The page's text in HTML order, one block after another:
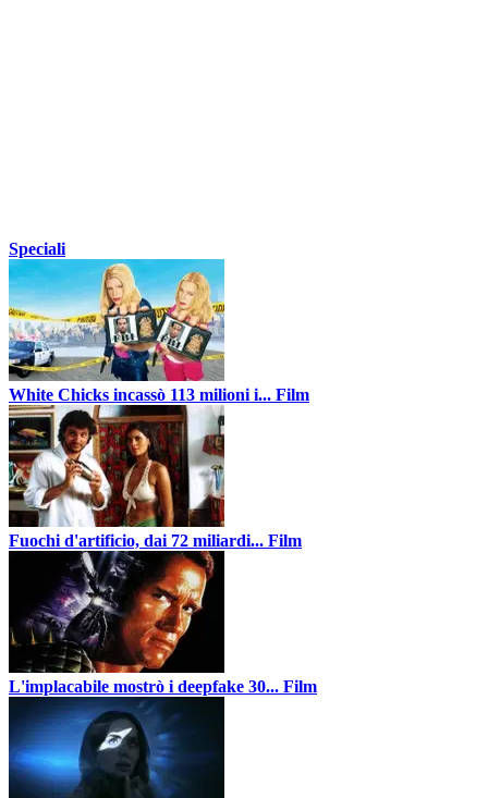
Speciali
White Chicks incassò 113 milioni i... Film
Fuochi d'artificio, dai 72 miliardi... Film
L'implacabile mostrò i deepfake 30... Film